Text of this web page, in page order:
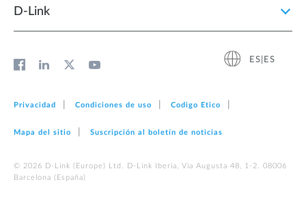
D‑Link
ES|ES
Privacidad Condiciones de uso Codigo Etico
Mapa del sitio Suscripción al boletín de noticias
© 2026 D‑Link (Europe) Ltd. D-Link Iberia, Via Augusta 48, 1-2. 08006
Barcelona (España)